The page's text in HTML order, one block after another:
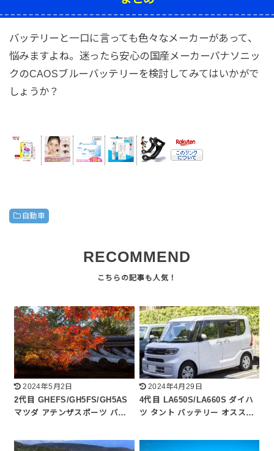
バッテリーと一口に言っても色々なメーカーがあって、
悩みますよね。迷ったら安心の国産メーカーパナソニッ
クのCAOSブルーバッテリーを検討してみてはいかがで
しょうか？
自動車
RECOMMEND
2024年5月2日
2代目 GHEFS/GH5FS/GH5AS
マツダ アテンザスポーツ バ…
2024年4月29日
4代目 LA650S/LA660S ダイハ
ツ タント バッテリー オスス…